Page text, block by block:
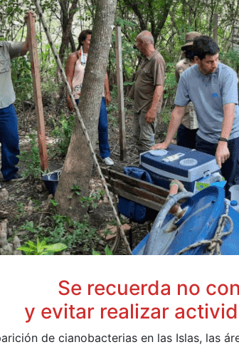
Se recuerda no
y evitar realizar
de cianobacterias en las Islas, las